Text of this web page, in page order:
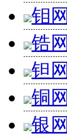
钼网
锆网
钽网
铜网
银网